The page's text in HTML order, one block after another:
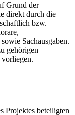
Grund der
direkt durch die
bzw.
Sachausgaben.
gehörigen
vorliegen.
Projektes beteiligten